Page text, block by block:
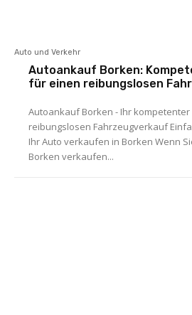
Auto und Verkehr
Autoankauf Borken:
für einen reibungslosen
Autoankauf Borken - Ihr
reibungslosen Fahrzeugverkauf
Ihr Auto verkaufen in Borken Wenn
Borken verkaufen...